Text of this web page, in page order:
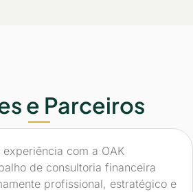
e Parceiros
com a OAK
de consultoria financeira
profissional, estratégico e